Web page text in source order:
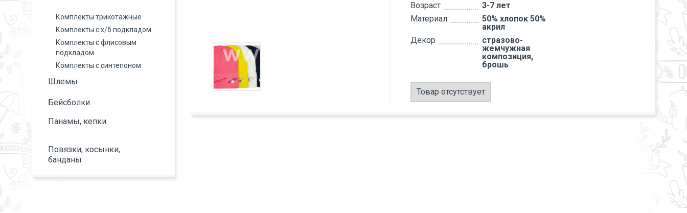
Комплекты трикотажные
Комплекты с х/б подкладом
Комплекты с флисовым
подкладом
Комплекты с синтепоном
Шлемы
Бейсболки
Панамы, кепки
Повязки, косынки,
банданы
Возраст
3-7 лет
Материал
50% хлопок 50%
акрил
Декор
стразово-
жемчужная
композиция,
брошь
Товар отсутствует